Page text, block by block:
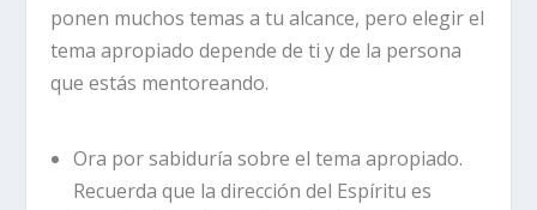
ponen muchos temas a tu alcance, pero elegir el
tema apropiado depende de ti y de la persona
que estás mentoreando.
Ora por sabiduría sobre el tema apropiado.
Recuerda que la dirección del Espíritu es